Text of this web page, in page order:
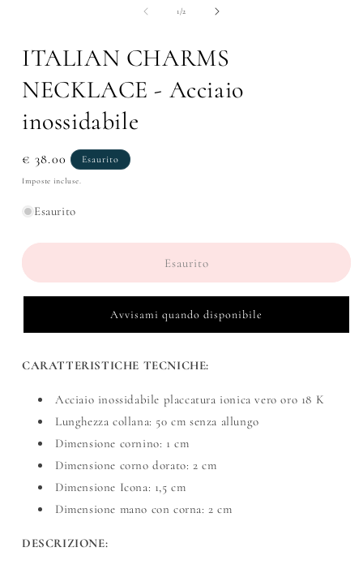
finestra
modale
1/su2
ITALIAN CHARMS
NECKLACE - Acciaio
inossidabile
Prezzo
di
€ 38.00 Esaurito
Imposte incluse.
Esaurito
Esaurito
Avvisami quando disponibile
CARATTERISTICHE TECNICHE:
Acciaio inossidabile placcatura ionica vero oro 18 K
Lunghezza collana: 50 cm senza allungo
Dimensione cornino: 1 cm
Dimensione corno dorato: 2 cm
Dimensione Icona: 1,5 cm
Dimensione mano con corna: 2 cm
DESCRIZIONE: